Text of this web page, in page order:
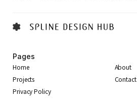
Pages
Home
About
Projects
Contact
Privacy Policy